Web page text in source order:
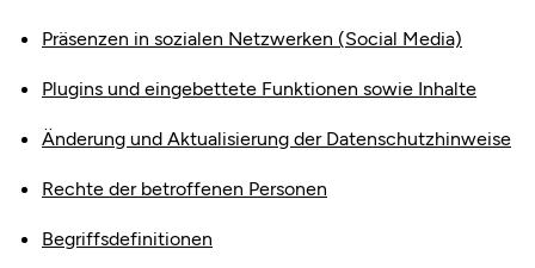
Präsenzen in sozialen Netzwerken (Social Media)
Plugins und eingebettete Funktionen sowie Inhalte
Änderung und Aktualisierung der Datenschutzhinweise
Rechte der betroffenen Personen
Begriffsdefinitionen